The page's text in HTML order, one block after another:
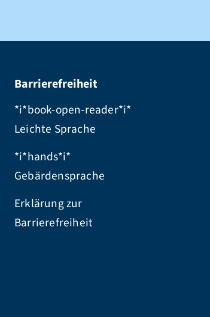
Barrierefreiheit
*i*book-open-reader*i*
Leichte Sprache
*i*hands*i*
Gebärdensprache
Erklärung zur
Barrierefreiheit